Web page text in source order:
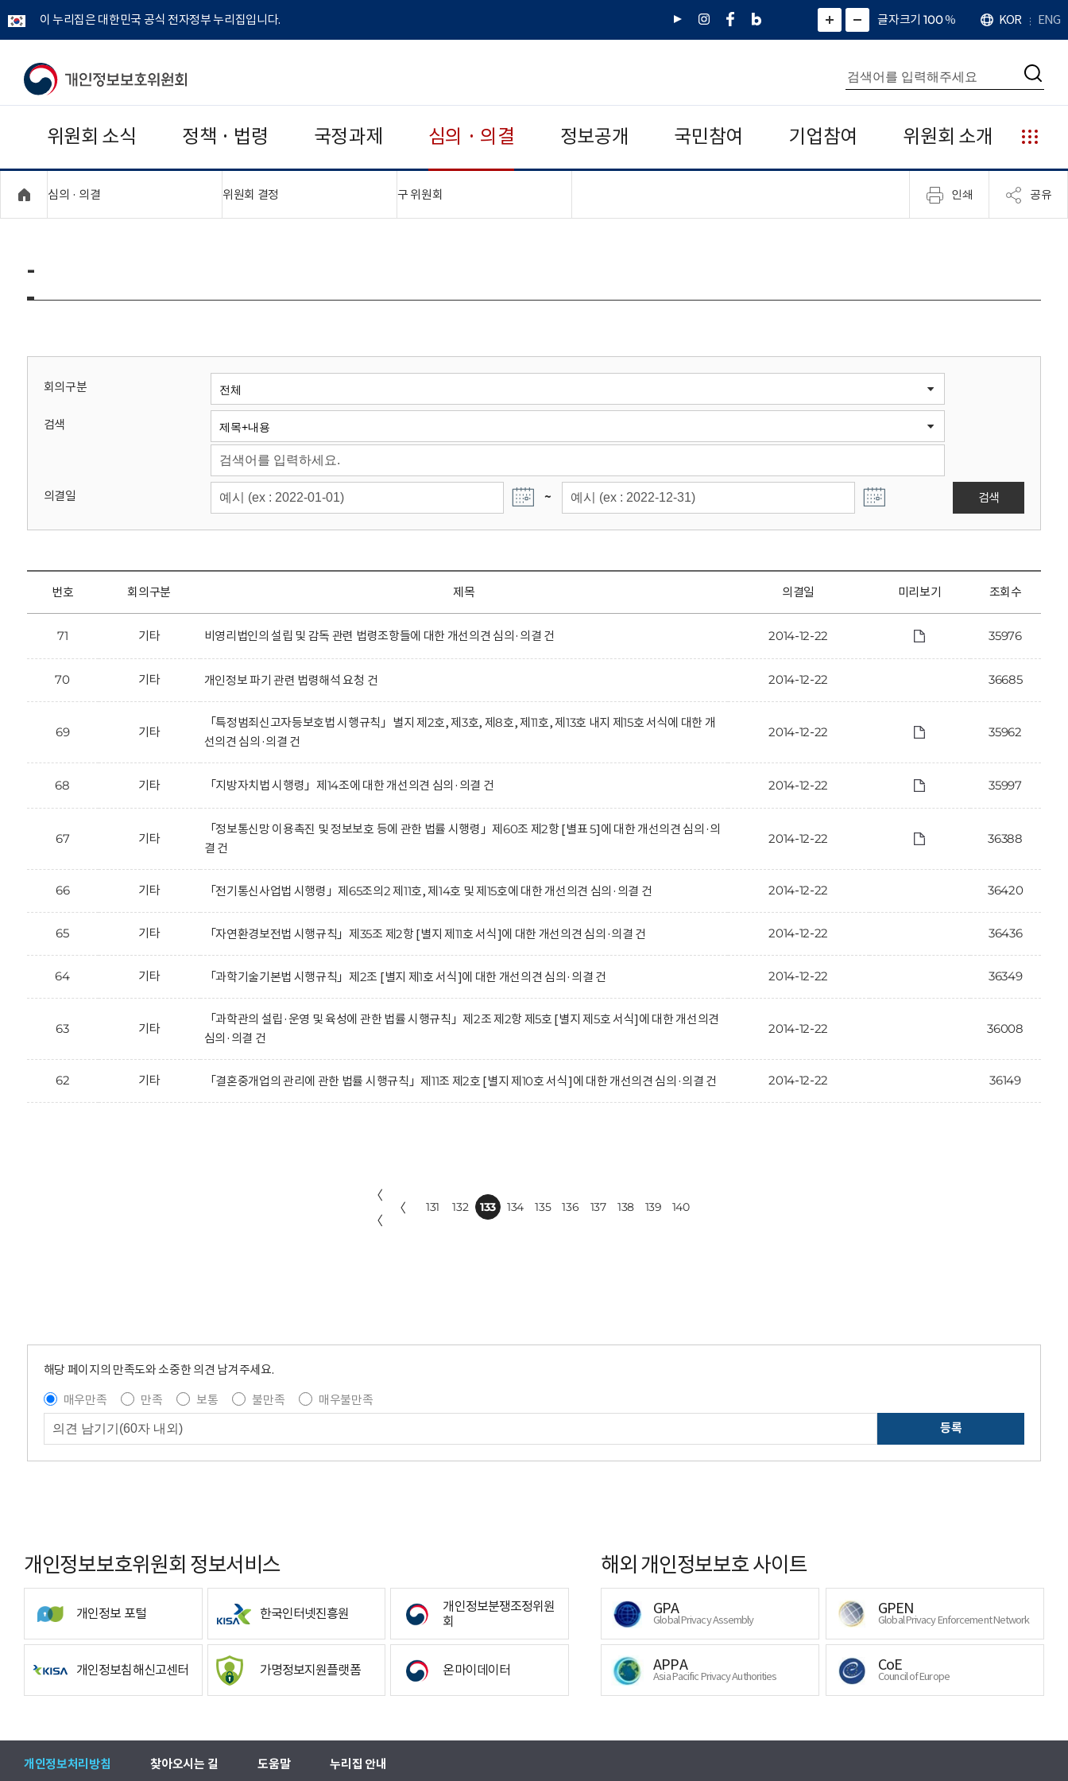
이 누리집은 대한민국 공식 전자정부 누리집입니다.
유
인
페
네
그
)
화
면
면
소
확
대
치
글자크기 100%
언
어
KOR ENG
개
보
보
위
회
통
합
검
색
검
위원회 소식 정책 · 법령 국정과제 심의 · 의결 정보공개 국민참여 기업참여 위원회 소개
누
리
집
안
심의 · 의결 위원회 결정 구 위원회 인쇄 공유
-
회의구분
검색
의결일 ~ 검색
번호 회의구분 제목 의결일 미리보기 조회수
71 기타 비영리법인의 설립 및 감독 관련 법령조항들에 대한 개선의견 심의·의결 건 2014-12-22 35976
70 기타 개인정보 파기 관련 법령해석 요청 건 2014-12-22 36685
69 기타
「특정범죄신고자등보호법 시행규칙」별지 제2호, 제3호, 제8호, 제11호, 제13호 내지 제15호 서식에 대한 개
선의견 심의·의결 건
2014-12-22 35962
68 기타 「지방자치법 시행령」제14조에 대한 개선의견 심의·의결 건 2014-12-22 35997
67 기타
「정보통신망 이용촉진 및 정보보호 등에 관한 법률 시행령」제60조 제2항 [별표 5]에 대한 개선의견 심의·의
결 건
2014-12-22 36388
66 기타 「전기통신사업법 시행령」제65조의2 제11호, 제14호 및 제15호에 대한 개선의견 심의·의결 건 2014-12-22 36420
65 기타 「자연환경보전법 시행규칙」제35조 제2항 [별지 제11호 서식]에 대한 개선의견 심의·의결 건 2014-12-22 36436
64 기타 「과학기술기본법 시행규칙」제2조 [별지 제1호 서식]에 대한 개선의견 심의·의결 건 2014-12-22 36349
63 기타
「과학관의 설립·운영 및 육성에 관한 법률 시행규칙」제2조 제2항 제5호 [별지 제5호 서식]에 대한 개선의견
심의·의결 건
2014-12-22 36008
62 기타 「결혼중개업의 관리에 관한 법률 시행규칙」제11조 제2호 [별지 제10호 서식]에 대한 개선의견 심의·의결 건 2014-12-22 36149
〈
〈
〈 131 132 133 134 135 136 137 138 139 140
해당 페이지의 만족도와 소중한 의견 남겨주세요.
매우만족
만족 보통 불만족
매우불만족
등록
개인정보보호위원회 정보서비스
개인정보 포털 한국인터넷진흥원
개인정보분쟁조정위원
회
개인정보침해신고센터 가명정보지원플랫폼 온마이데이터
해외 개인정보보호 사이트
GPA
Global Privacy Assembly
GPEN
Global Privacy Enforcement Network
APPA
Asia Pacific Privacy Authorities
CoE
Council of Europe
개인정보처리방침 찾아오시는 길 도움말 누리집 안내